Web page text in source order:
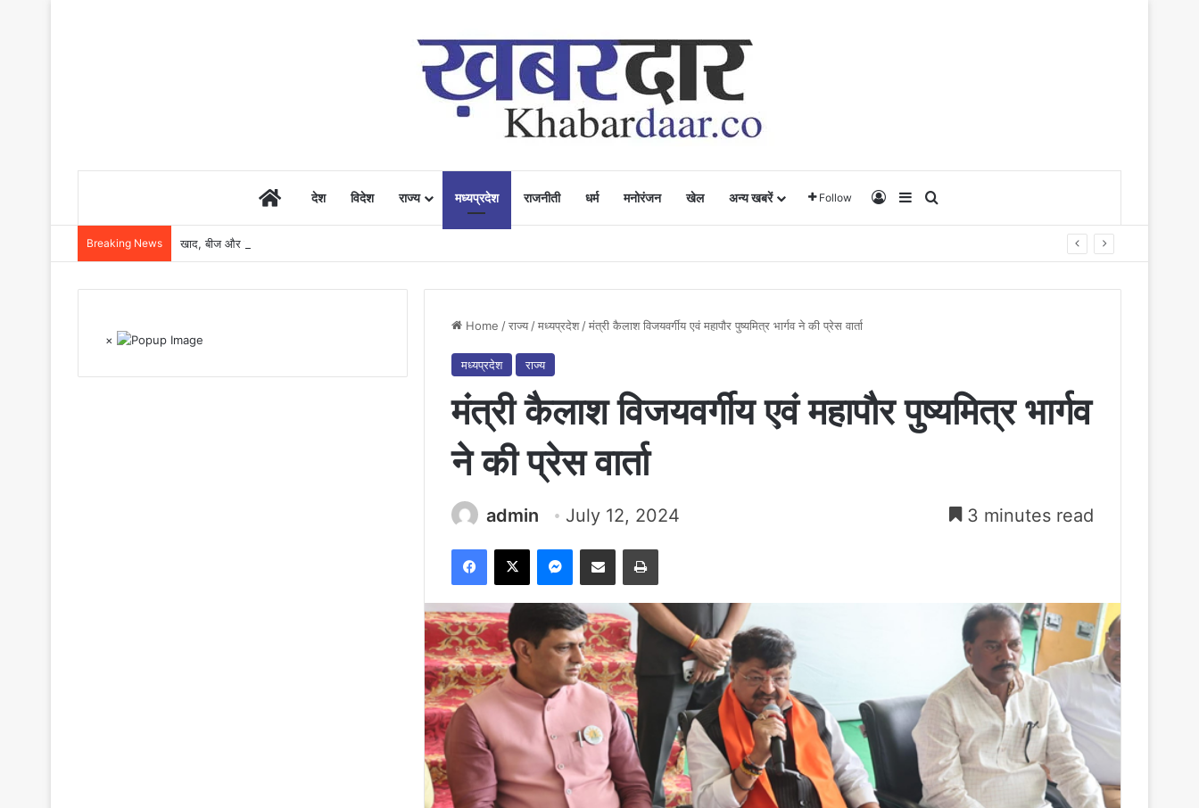
Homeदेश विदेश राज्य मध्यप्रदेश राजनीती धर्म मनोरंजन खेल अन्य खबरें Follow Log InSidebar
Breaking News खाद, बीज और उर्वरकों की समय पर उपलब्धता से किसानों में उत्साह, नैनो डीएपी और नैनो यूरिया बने किसानों के भरोसेमंद कृषि साथी…..
Home /राज्य /मध्यप्रदेश /मंत्री कैलाश विजयवर्गीय एवं महापौर पुष्यमित्र भार्गव ने की प्रेस वार्ता
मध्यप्रदेश राज्य
मंत्री कैलाश विजयवर्गीय एवं महापौर पुष्यमित्र भार्गव
ने की प्रेस वार्ता
admin July 12, 2024 3 minutes read
Facebook
X Messenger
Share via Email Print
×